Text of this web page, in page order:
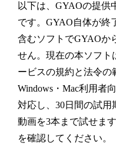
以下は、GYAOの提供
です。GYAO自体が終
含むソフトでGYAOか
せん。現在の本ソフト
ービスの規約と法令の
Windows・Mac利用者
対応し、30日間の試
動画を3本まで試せま
を確認してください。